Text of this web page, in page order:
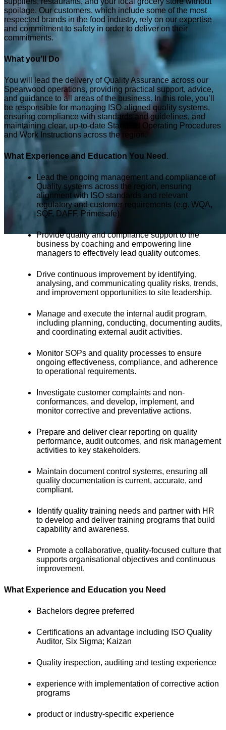
spoilage. Our customers, which include some of the most
respected brands in the food industry, rely on our expertise
and commitment to safety in order to deliver on their
commitments.
What you’ll Do
You will lead the delivery of Quality Assurance across our
Spearwood operations, providing practical support, advice,
and guidance to all areas of the business. In this role, you’ll
be responsible for managing ISO-aligned quality systems,
ensuring compliance with standards and guidelines, and
maintaining clear, up-to-date Standard Operating Procedures
and Work Instructions across the region.
What Experience and Education You Need .
Lead the ongoing management and compliance of
Quality systems across the region, ensuring
alignment with ISO standards and relevant
regulatory and customer requirements (e.g. WQA,
SQF, DAFF, Primesafe).
Provide quality and compliance support to the
business by coaching and empowering line
managers to effectively lead quality outcomes.
Drive continuous improvement by identifying,
analysing, and communicating quality risks, trends,
and improvement opportunities to site leadership.
Manage and execute the internal audit program,
including planning, conducting, documenting audits,
and coordinating external audit activities.
Monitor SOPs and quality processes to ensure
ongoing effectiveness, compliance, and adherence
to operational requirements.
Investigate customer complaints and non-
conformances, and develop, implement, and
monitor corrective and preventative actions.
Prepare and deliver clear reporting on quality
performance, audit outcomes, and risk management
activities to key stakeholders.
Maintain document control systems, ensuring all
quality documentation is current, accurate, and
compliant.
Identify quality training needs and partner with HR
to develop and deliver training programs that build
capability and awareness.
Promote a collaborative, quality-focused culture that
supports organisational objectives and continuous
improvement.
What Experience and Education you Need
Bachelors degree preferred
Certifications an advantage including ISO Quality
Auditor, Six Sigma; Kaizan
Quality inspection, auditing and testing experience
experience with implementation of corrective action
programs
product or industry-specific experience